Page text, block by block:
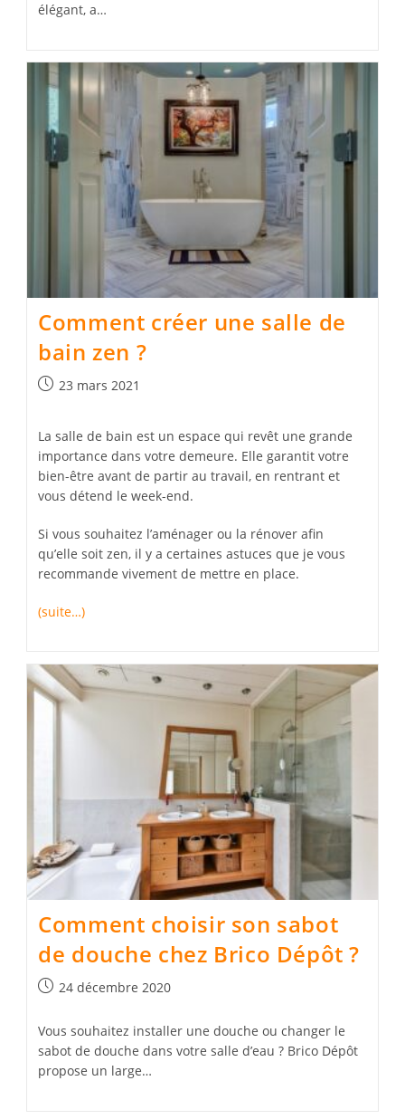
élégant, a…
Comment créer une salle de
bain zen ?
Publication
23 mars 2021
La salle de bain est un espace qui revêt une grande
importance dans votre demeure. Elle garantit votre
bien-être avant de partir au travail, en rentrant et
vous détend le week-end.
Si vous souhaitez l’aménager ou la rénover afin
qu’elle soit zen, il y a certaines astuces que je vous
recommande vivement de mettre en place.
(suite…)
Comment choisir son sabot
de douche chez Brico Dépôt ?
Publication
24 décembre 2020
Vous souhaitez installer une douche ou changer le
sabot de douche dans votre salle d’eau ? Brico Dépôt
propose un large…